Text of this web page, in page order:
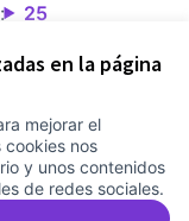
en la página
mejorar el
cookies nos
y unos contenidos
de redes sociales.
25